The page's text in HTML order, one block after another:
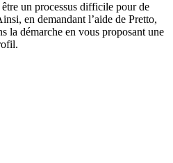
un processus difficile pour de
en demandant l’aide de Pretto,
la démarche en vous proposant une